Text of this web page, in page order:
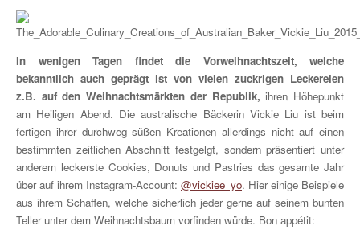
In wenigen Tagen findet die Vorweihnachtszeit, welche
bekanntlich auch geprägt ist von vielen zuckrigen Leckereien
z.B. auf den Weihnachtsmärkten der Republik, ihren Höhepunkt
am Heiligen Abend. Die australische Bäckerin Vickie Liu ist beim
fertigen ihrer durchweg süßen Kreationen allerdings nicht auf einen
bestimmten zeitlichen Abschnitt festgelgt, sondern präsentiert unter
anderem leckerste Cookies, Donuts und Pastries das gesamte Jahr
über auf ihrem Instagram-Account: @vickiee_yo. Hier einige Beispiele
aus ihrem Schaffen, welche sicherlich jeder gerne auf seinem bunten
Teller unter dem Weihnachtsbaum vorfinden würde. Bon appétit: